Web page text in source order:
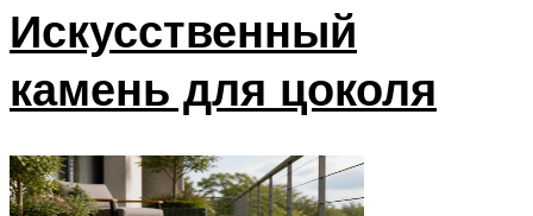
Искусственный
камень для цоколя